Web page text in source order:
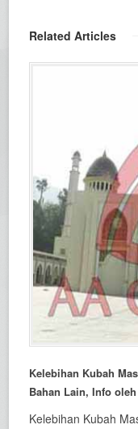
Related Articles
Kelebihan Kubah
Bahan Lain, Info
Kelebihan Kubah